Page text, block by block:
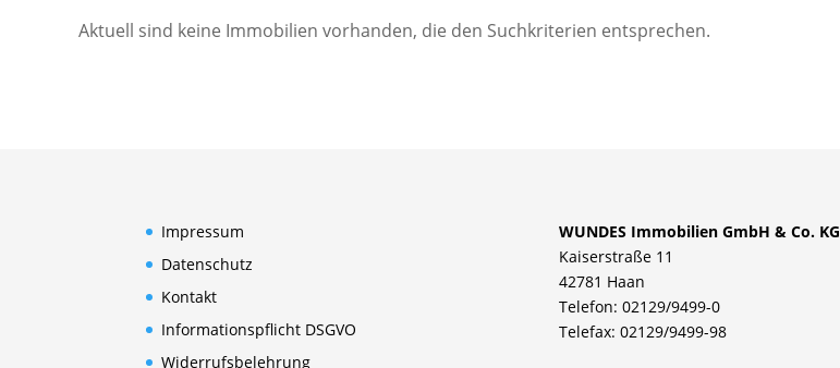
Aktuell sind keine Immobilien vorhanden, die den Suchkriterien entsprechen.
Impressum
Datenschutz
Kontakt
Informationspflicht DSGVO
Widerrufsbelehrung
WUNDES Immobilien GmbH & Co. KG
Kaiserstraße 11
42781 Haan
Telefon: 02129/9499-0
Telefax: 02129/9499-98